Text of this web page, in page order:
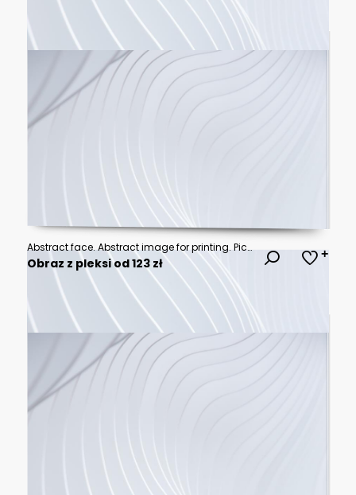
Abstract face. Abstract image for printing. Picture for modern interiors. The picture is painted by hand on a tablet.
Obraz z pleksi od 123 zł